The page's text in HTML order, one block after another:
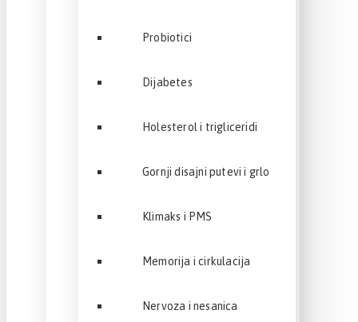
Probiotici
Dijabetes
Holesterol i trigliceridi
Gornji disajni putevi i grlo
Klimaks i PMS
Memorija i cirkulacija
Nervoza i nesanica